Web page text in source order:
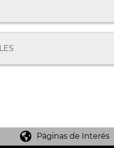
Páginas de Interés